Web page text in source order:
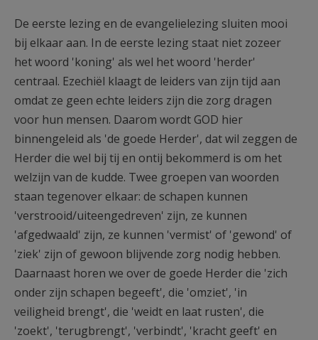
De eerste lezing en de evangelielezing sluiten mooi
bij elkaar aan. In de eerste lezing staat niet zozeer
het woord 'koning' als wel het woord 'herder'
centraal. Ezechiël klaagt de leiders van zijn tijd aan
omdat ze geen echte leiders zijn die zorg dragen
voor hun mensen. Daarom wordt GOD hier
binnengeleid als 'de goede Herder', dat wil zeggen de
Herder die wel bij tij en ontij bekommerd is om het
welzijn van de kudde. Twee groepen van woorden
staan tegenover elkaar: de schapen kunnen
'verstrooid/uiteengedreven' zijn, ze kunnen
'afgedwaald' zijn, ze kunnen 'vermist' of 'gewond' of
'ziek' zijn of gewoon blijvende zorg nodig hebben.
Daarnaast horen we over de goede Herder die 'zich
onder zijn schapen begeeft', die 'omziet', 'in
veiligheid brengt', die 'weidt en laat rusten', die
'zoekt', 'terugbrengt', 'verbindt', 'kracht geeft' en